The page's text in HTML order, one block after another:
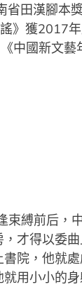
田漢腳本
》獲2017
中國新文
縛前后，
才得以委
院，他就
用小小的